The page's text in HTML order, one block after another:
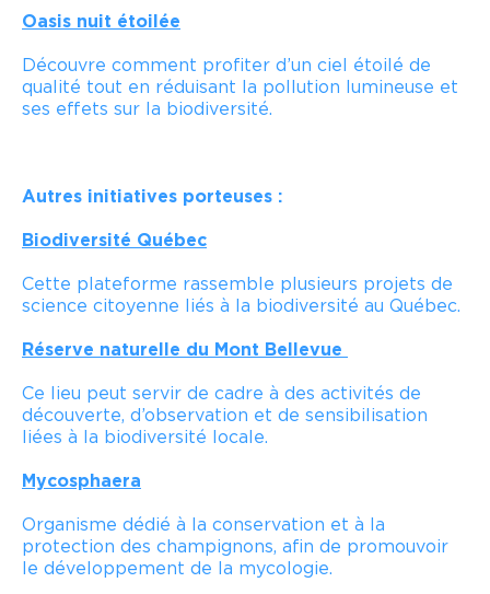
Oasis nuit étoilée
Découvre comment profiter d’un ciel étoilé de
qualité tout en réduisant la pollution lumineuse et
ses effets sur la biodiversité.
Autres initiatives porteuses :
Biodiversité Québec
Cette plateforme rassemble plusieurs projets de
science citoyenne liés à la biodiversité au Québec.
Réserve naturelle du Mont Bellevue
Ce lieu peut servir de cadre à des activités de
découverte, d’observation et de sensibilisation
liées à la biodiversité locale.
Mycosphaera
Organisme dédié à la conservation et à la
protection des champignons, afin de promouvoir
le développement de la mycologie.